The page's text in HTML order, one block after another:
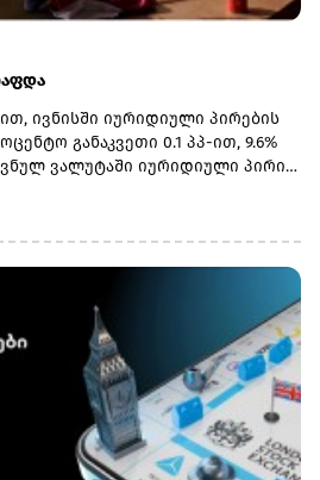
ივნისში იურიდიული პირების
განაკვეთი 0.1 პპ-ით, 9.6%
ვალუტაში იურიდიული პირის
სავალუტო დაკრედიტების
ტემპი 0.4 პპ-ით, 14.2%-მდე
ვალუტით კი 0.2 პპ-
ადგილობრივ ვალუტაში, 4.2
კი უცხოურ ვალუტაში..